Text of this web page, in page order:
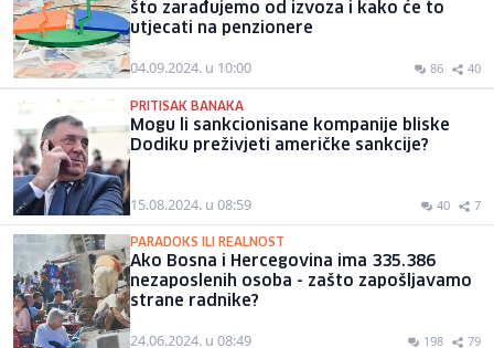
što zarađujemo od izvoza i kako će to
utjecati na penzionere
04.09.2024. u 10:00 86 40
PRITISAK BANAKA
Mogu li sankcionisane kompanije bliske
Dodiku preživjeti američke sankcije?
15.08.2024. u 08:59 40 7
PARADOKS ILI REALNOST
Ako Bosna i Hercegovina ima 335.386
nezaposlenih osoba - zašto zapošljavamo
strane radnike?
24.06.2024. u 08:49 198 79